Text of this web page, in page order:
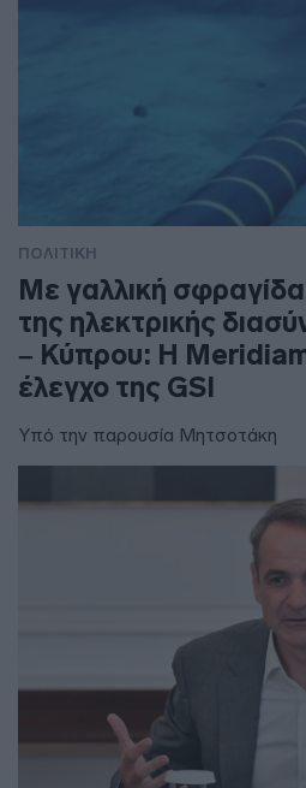
ΠΟΛΙΤΙΚΗ
Με γαλλική
της ηλεκτρικής
– Κύπρου: Η
έλεγχο της GSI
Υπό την παρουσία Μητσοτάκη